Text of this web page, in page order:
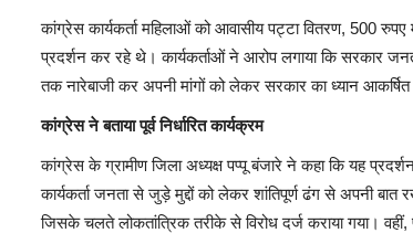
कांग्रेस कार्यकर्ता महिलाओं को आवासीय पट्टा वितरण, 500
प्रदर्शन कर रहे थे। कार्यकर्ताओं ने आरोप लगाया कि सरकार
तक नारेबाजी कर अपनी मांगों को लेकर सरकार का ध्यान
कांग्रेस ने बताया पूर्व निर्धारित कार्यक्रम
कांग्रेस के ग्रामीण जिला अध्यक्ष पप्पू बंजारे ने कहा कि यह
कार्यकर्ता जनता से जुड़े मुद्दों को लेकर शांतिपूर्ण ढंग से अपनी
जिसके चलते लोकतांत्रिक तरीके से विरोध दर्ज कराया गया।